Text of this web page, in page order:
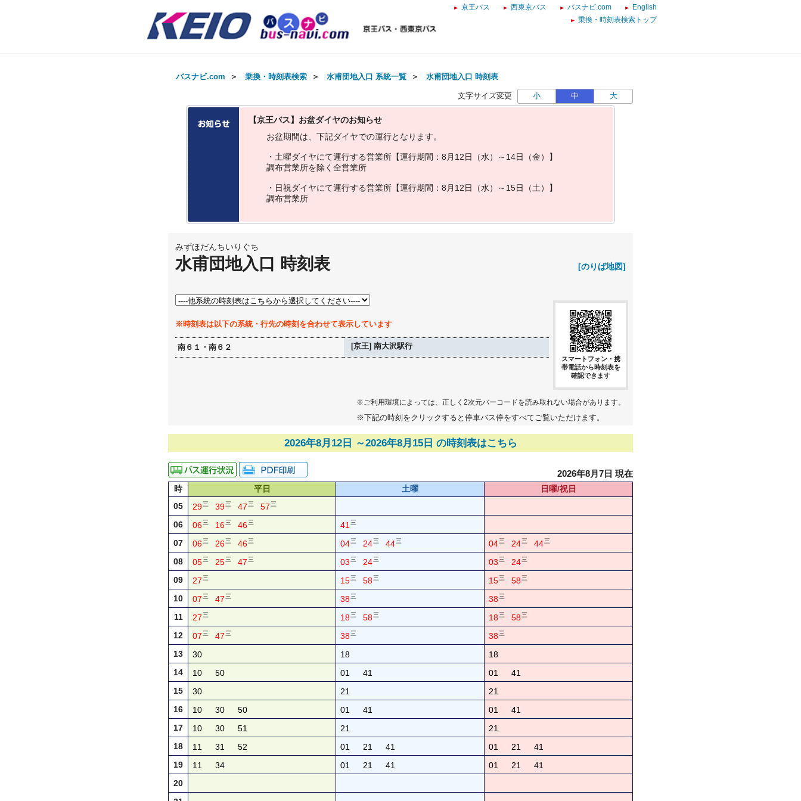
京王バス 西東京バス バスナビ.com
English
乗換・時刻表検索トップ
バスナビ.com ＞ 乗換・時刻表検索 ＞ 水甫団地入口 系統一覧 ＞ 水甫団地入口 時刻表
文字サイズ変更 小 中 大
【京王バス】お盆ダイヤのお知らせ
お盆期間は 下記ダイヤでの運行と な り ます。
・ 土曜ダイヤにて運行する営業所 【運行期間 ： 8 月 1 2日 （水） ～ 14日 （金）
】
調布営業所を除 く 全営業所
・ 日祝ダイヤにて運行する営業所 【運行期間 ： 8 月 1 2日 （水） ～ 15日 （土）
】
調布営業所
みずほだんちいりぐち
水甫団地入口 時刻表 [のりば地図]
※時刻表は以下の系統・行先の時刻を合わせて表示しています
南６１・南６２ [京王] 南大沢駅行
スマートフォン・携
帯電話から時刻表を
確認できます
※ご利用環境によっては、正しく2次元バーコードを読み取れない場合があります。
※下記の時刻をクリックすると停車バス停をすべてご覧いただけます。
2026年8月12日 ～2026年8月15日 の時刻表はこちら
2026年8月7日 現在
時 平日 土曜
日曜/祝日
05
29三 39三 47 三 57 三
06 06三 16三 46三 41 三
07 06三 26三 46三 04三 24三 44三 04三 24三 44三
08 05三 25三 47 三 03 三 24三 03 三 24三
09 27 三 15三 58三 15三 58 三
10 07 三 47 三 38三 38 三
11 27 三 18三 58三 18 三 58 三
12 07 三 47 三 38三 38 三
13 30 18
18
14
10 50 01 41 01
41
15
30 21
21
16
10 30 50 01 41 01
41
17
10 30 51 21
21
18
11 31 52 01 21 41 01 21
41
19
11 34 01 21 41 01 21
41
20